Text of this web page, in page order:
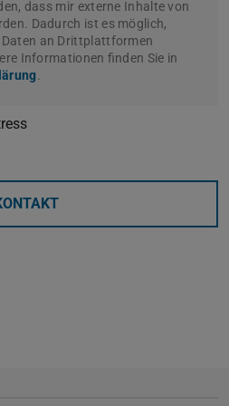
dass mir externe Inhalte von
Dadurch ist es möglich,
an Drittplattformen
Informationen finden Sie in
.